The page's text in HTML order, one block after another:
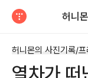
허니몬의 사진기록/프